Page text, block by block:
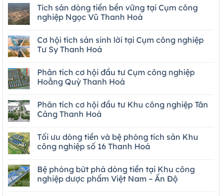
Tích sản dòng tiền bền vững tại Cụm công
nghiệp Ngọc Vũ Thanh Hoá
Cơ hội tích sản sinh lời tại Cụm công nghiệp
Tư Sy Thanh Hoá
Phân tích cơ hội đầu tư Cụm công nghiệp
Hoằng Quỳ Thanh Hoá
Phân tích cơ hội đầu tư Khu công nghiệp Tân
Cảng Thanh Hoá
Tối ưu dòng tiền và bệ phóng tích sản Khu
công nghiệp số 16 Thanh Hoá
Bệ phóng bứt phá dòng tiền tại Khu công
nghiệp dược phẩm Việt Nam – Ấn Độ